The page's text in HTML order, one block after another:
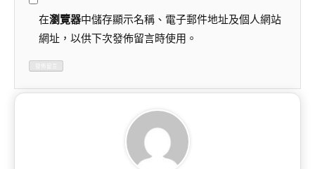
在瀏覽器中儲存顯示名稱、電子郵件地址及個人網站
網址，以供下次發佈留言時使用。